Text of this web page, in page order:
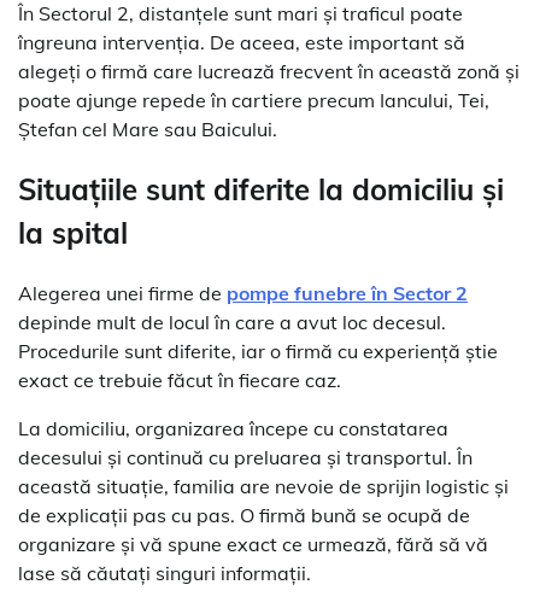
În Sectorul 2, distanțele sunt mari și traficul poate
îngreuna intervenția. De aceea, este important să
alegeți o firmă care lucrează frecvent în această zonă și
poate ajunge repede în cartiere precum Iancului, Tei,
Ștefan cel Mare sau Baicului.
Situațiile sunt diferite la domiciliu și
la spital
Alegerea unei firme de pompe funebre în Sector 2
depinde mult de locul în care a avut loc decesul.
Procedurile sunt diferite, iar o firmă cu experiență știe
exact ce trebuie făcut în fiecare caz.
La domiciliu, organizarea începe cu constatarea
decesului și continuă cu preluarea și transportul. În
această situație, familia are nevoie de sprijin logistic și
de explicații pas cu pas. O firmă bună se ocupă de
organizare și vă spune exact ce urmează, fără să vă
lase să căutați singuri informații.